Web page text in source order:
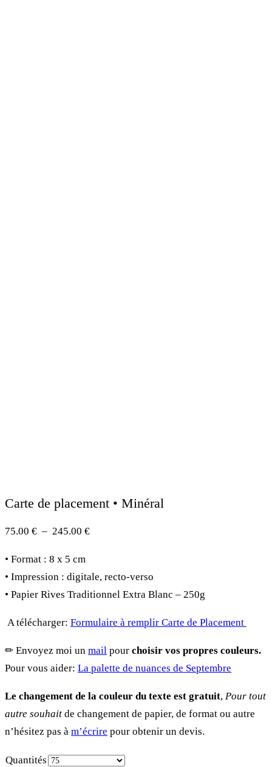
Carte de placement • Minéral
75.00 € – 245.00 €Plage
75.00 €
à
245.00 €
• Format : 8 x 5 cm
• Impression : digitale, recto-verso
• Papier Rives Traditionnel Extra Blanc – 250g
A télécharger: Formulaire à remplir Carte de Placement
✏︎ Envoyez moi un mail pour choisir vos propres couleurs.
Pour vous aider: La palette de nuances de Septembre
Le changement de la couleur du texte est gratuit, Pour tout
autre souhait de changement de papier, de format ou autre
n’hésitez pas à m’écrire pour obtenir un devis.
Quantités